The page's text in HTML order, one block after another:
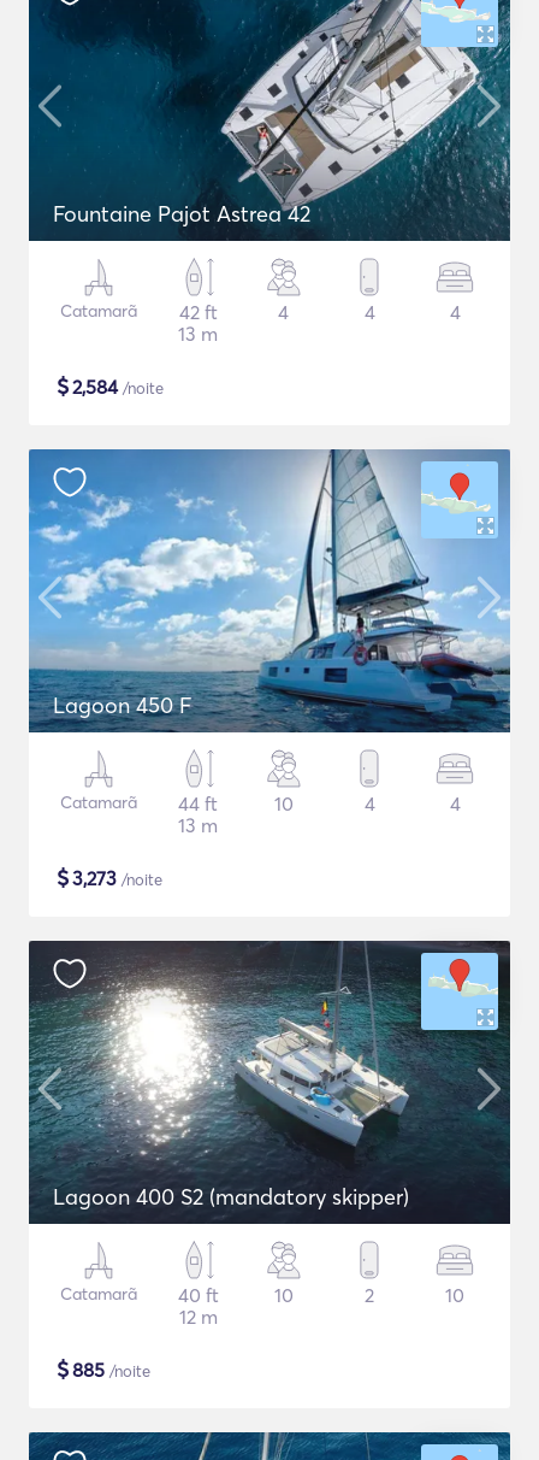
Fountaine Pajot Astrea 42
Catamarã
42 ft
13 m
4 4 4
$2,584/noite
Lagoon 450 F
Catamarã
44 ft
13 m
10 4 4
$3,273 /noite
Lagoon 400 S2 (mandatory skipper)
Catamarã
40 ft
12 m
10 2 10
$885 /noite